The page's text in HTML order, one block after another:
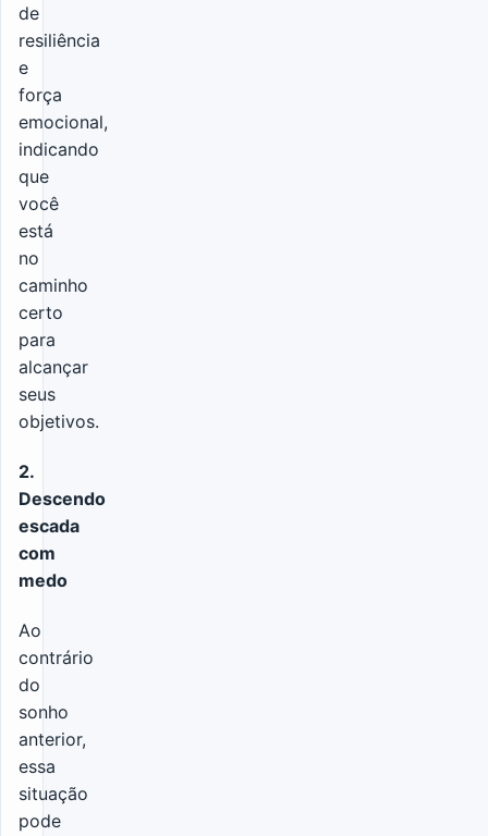
de
resiliência
e
força
emocional,
indicando
que
você
está
no
caminho
certo
para
alcançar
seus
objetivos.
2.
Descendo
escada
com
medo
Ao
contrário
do
sonho
anterior,
essa
situação
pode